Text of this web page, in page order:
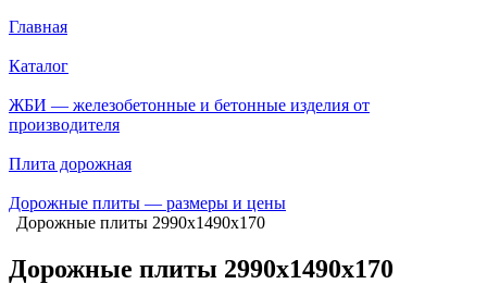
Главная
Каталог
ЖБИ — железобетонные и бетонные изделия от
производителя
Плита дорожная
Дорожные плиты — размеры и цены
Дорожные плиты 2990х1490х170
Дорожные плиты 2990х1490х170